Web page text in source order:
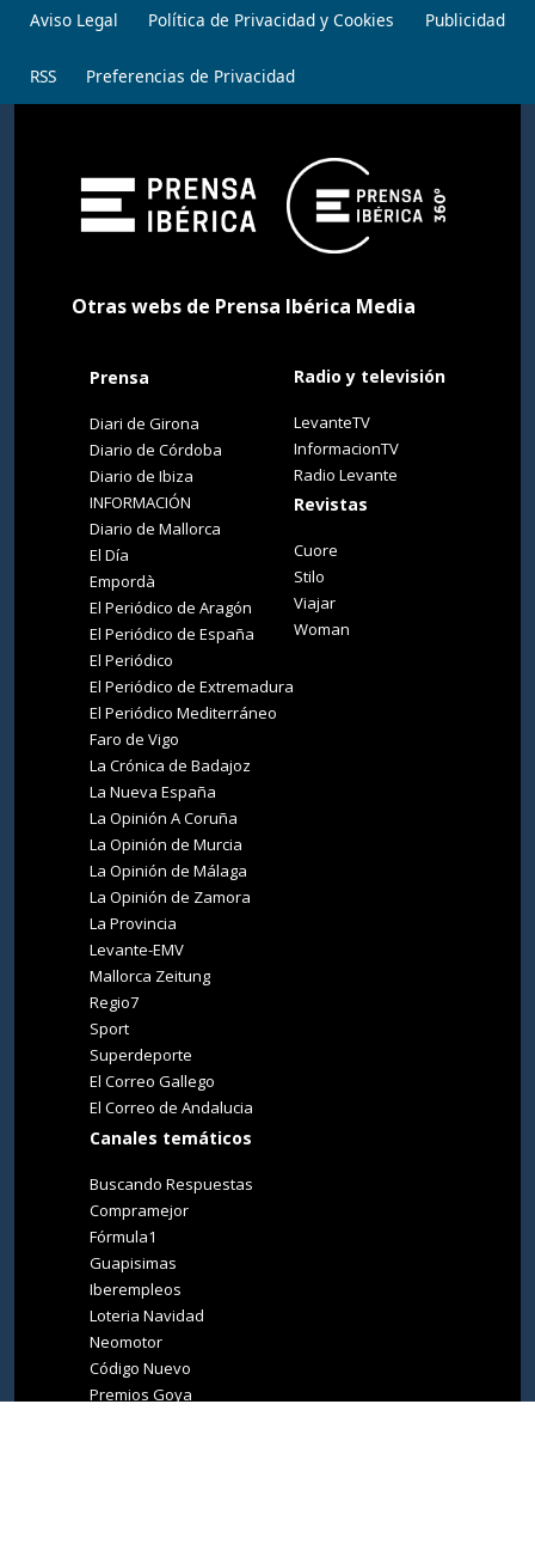
Aviso Legal Política de Privacidad y Cookies Publicidad
RSS Preferencias de Privacidad
Otras webs de Prensa Ibérica Media
Prensa
Diari de Girona
Diario de Córdoba
Diario de Ibiza
INFORMACIÓN
Diario de Mallorca
El Día
Empordà
El Periódico de Aragón
El Periódico de España
El Periódico
El Periódico de Extremadura
El Periódico Mediterráneo
Faro de Vigo
La Crónica de Badajoz
La Nueva España
La Opinión A Coruña
La Opinión de Murcia
La Opinión de Málaga
La Opinión de Zamora
La Provincia
Levante-EMV
Mallorca Zeitung
Regio7
Sport
Superdeporte
El Correo Gallego
El Correo de Andalucia
Canales temáticos
Buscando Respuestas
Compramejor
Fórmula1
Guapisimas
Iberempleos
Loteria Navidad
Neomotor
Código Nuevo
Premios Goya
Radio y televisión
LevanteTV
InformacionTV
Radio Levante
Revistas
Cuore
Stilo
Viajar
Woman